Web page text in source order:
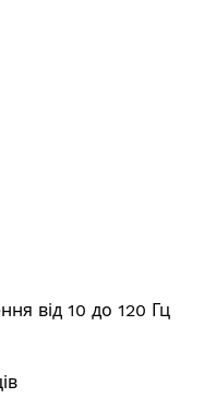
від 10 до 120 Гц